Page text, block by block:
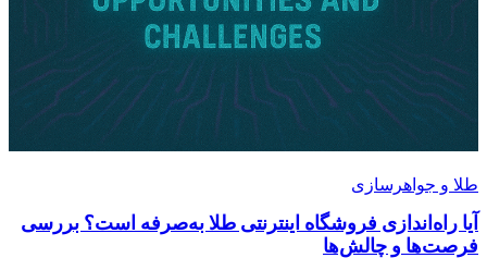
طلا و جواهرسازی
آیا راه‌اندازی فروشگاه اینترنتی طلا به‌صرفه است؟ بررسی
فرصت‌ها و چالش‌ها